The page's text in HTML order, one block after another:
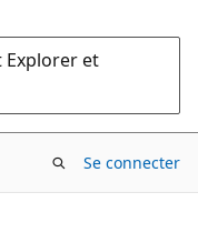
Explorer et
Se connecter